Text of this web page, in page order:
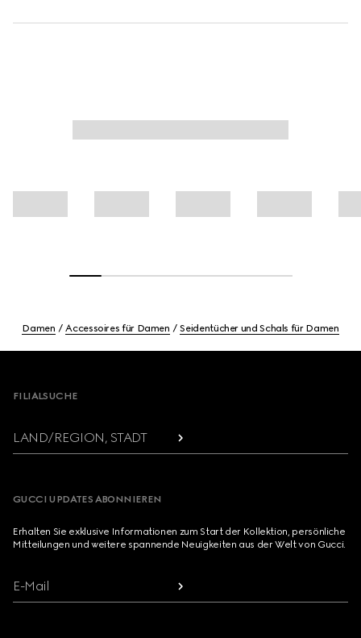
Damen Accessoires für Damen Seidentücher und Schals für Damen
FILIALSUCHE
LAND/REGION, STADT
GUCCI UPDATES ABONNIEREN
Erhalten Sie exklusive Informationen zum Start der Kollektion, persönliche
Mitteilungen und weitere spannende Neuigkeiten aus der Welt von Gucci.
E-Mail